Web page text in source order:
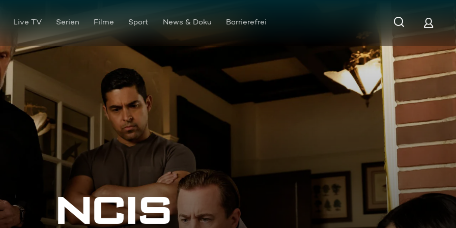
Live TV Serien Filme Sport News & Doku Barrierefrei
Eigene Wege (1)